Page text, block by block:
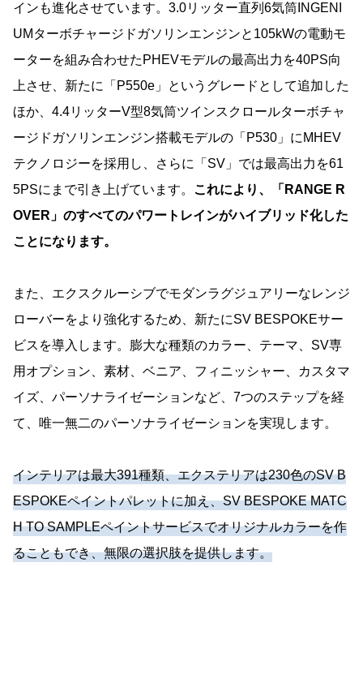
インも進化させています。3.0リッター直列6気筒INGENI
UMターボチャージドガソリンエンジンと105kWの電動モ
ーターを組み合わせたPHEVモデルの最高出力を40PS向
上させ、新たに「P550e」というグレードとして追加した
ほか、4.4リッターV型8気筒ツインスクロールターボチャ
ージドガソリンエンジン搭載モデルの「P530」にMHEV
テクノロジーを採用し、さらに「SV」では最高出力を61
5PSにまで引き上げています。 これにより、「RANGE R
OVER」のすべてのパワートレインがハイブリッド化した
ことになります。
また、エクスクルーシブでモダンラグジュアリーなレンジ
ローバーをより強化するため、新たにSV BESPOKEサー
ビスを導入します。膨大な種類のカラー、テーマ、SV専
用オプション、素材、ベニア、フィニッシャー、カスタマ
イズ、パーソナライゼーションなど、7つのステップを経
て、唯一無二のパーソナライゼーションを実現します。
インテリアは最大391種類、エクステリアは230色のSV B
ESPOKEペイントパレットに加え、SV BESPOKE MATC
H TO SAMPLEペイントサービスでオリジナルカラーを作
ることもでき、無限の選択肢を提供します。